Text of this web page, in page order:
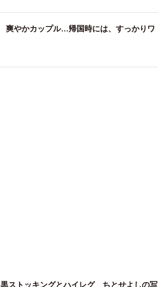
爽やかカップル…帰国時には、すっかりワ
ストッキングとハイレグ ちとせよしの写